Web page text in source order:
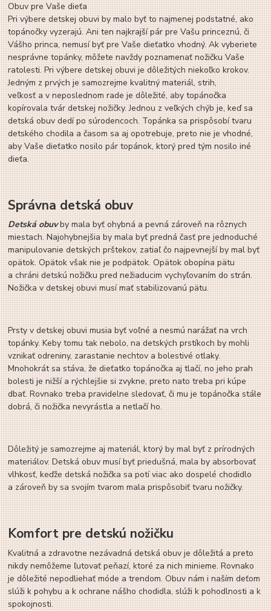
Obuv pre Vaše dieťa
Pri výbere detskej obuvi by malo byť to najmenej podstatné, ako
topánočky vyzerajú. Ani ten najkrajší pár pre Vašu princeznú, či
Vášho princa, nemusí byť pre Vaše dieťatko vhodný. Ak vyberiete
nesprávne topánky, môžete navždy poznamenať nožičku Vaše
ratolesti. Pri výbere detskej obuvi je dôležitých niekoľko krokov.
Jedným z prvých je samozrejme kvalitný materiál, strih,
veľkosť a v neposlednom rade je dôležité, aby topánočka
kopírovala tvár detskej nožičky. Jednou z veľkých chýb je, keď sa
detská obuv dedí po súrodencoch. Topánka sa prispôsobí tvaru
detského chodila a časom sa aj opotrebuje, preto nie je vhodné,
aby Vaše dieťatko nosilo pár topánok, ktorý pred tým nosilo iné
dieťa.
Správna detská obuv
Detská obuvby mala byť ohybná a pevná zároveň na rôznych
miestach. Najohybnejšia by mala byť predná časť pre jednoduché
manipulovanie detských prštekov, zatiaľ čo najpevnejší by mal byť
opätok. Opätok však nie je podpätok. Opätok obopína pätu
a chráni detskú nožičku pred nežiaducim vychyľovaním do strán.
Nožička v detskej obuvi musí mať stabilizovanú pätu.
Prsty v detskej obuvi musia byť voľné a nesmú narážať na vrch
topánky. Keby tomu tak nebolo, na detských prstíkoch by mohli
vznikať odreniny, zarastanie nechtov a bolestivé otlaky.
Mnohokrát sa stáva, že dieťatko topánočka aj tlačí, no jeho prah
bolesti je nižší a rýchlejšie si zvykne, preto nato treba pri kúpe
dbať. Rovnako treba pravidelne sledovať, či mu je topánočka stále
dobrá, či nožička nevyrástla a netlačí ho.
Dôležitý je samozrejme aj materiál, ktorý by mal byť z prírodných
materiálov. Detská obuv musí byť priedušná, mala by absorbovať
vlhkosť, keďže detská nožička sa potí viac ako dospelé chodidlo
a zároveň by sa svojím tvarom mala prispôsobiť tvaru nožičky.
Komfort pre detskú nožičku
Kvalitná a zdravotne nezávadná detská obuv je dôležitá a preto
nikdy nemôžeme ľutovať peňazí, ktoré za nich minieme. Rovnako
je dôležité nepodliehať móde a trendom. Obuv nám i naším deťom
slúži k pohybu a k ochrane nášho chodidla, slúži k pohodlnosti a k
spokojnosti.